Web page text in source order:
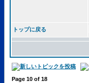
トップに戻る
Page 10 of 18